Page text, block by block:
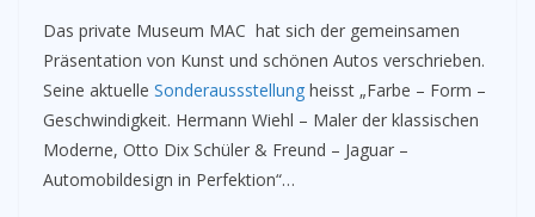
Das private Museum MAC hat sich der gemeinsamen
Präsentation von Kunst und schönen Autos verschrieben.
Seine aktuelle Sonderaussstellung heisst „Farbe – Form –
Geschwindigkeit. Hermann Wiehl – Maler der klassischen
Moderne, Otto Dix Schüler & Freund – Jaguar –
Automobildesign in Perfektion“…